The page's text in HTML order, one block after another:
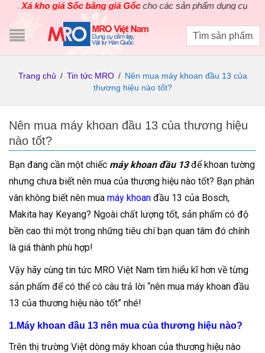
kho giá Sốc bằng giá Gốccho các sản phẩm dụng cụ điện
Trang chủ / Tin tức MRO / Nên mua máy khoan đầu 13 của
thương hiệu nào tốt?
Nên mua máy khoan đầu 13 của thương hiệu
nào tốt?
Bạn đang cần một chiếc máy khoan đầu 13để khoan tường
nhưng chưa biết nên mua của thương hiệu nào tốt? Bạn phân
vân không biết nên mua máy khoan đầu 13 của Bosch,
Makita hay Keyang? Ngoài chất lượng tốt, sản phẩm có độ
bền cao thì một trong những tiêu chí bạn quan tâm đó chính
là giá thành phù hợp!
Vậy hãy cùng tin tức MRO Việt Nam tìm hiểu kĩ hơn về từng
sản phẩm để có thể có câu trả lời “nên mua máy khoan đầu
13 của thương hiệu nào tốt” nhé!
1.Máy khoan đầu 13 nên mua của thương hiệu nào?
Trên thị trường Việt dòng máy khoan của thương hiệu nào